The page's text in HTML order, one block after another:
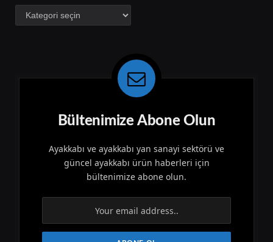
Kategoriler
Bültenimize Abone Olun
Ayakkabı ve ayakkabı yan sanayi sektörü ve
güncel ayakkabı ürün haberleri için
bültenimize abone olun.